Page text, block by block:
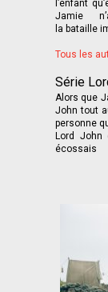
l’enfant
Jamie
la bataille
Tous les
Série
Alors que
John tout
personne
Lord John
écossais